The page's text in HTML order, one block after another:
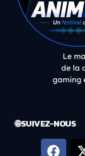
Le
de la
gaming
🌐 SUIVEZ-NOUS